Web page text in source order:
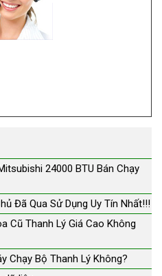
24000 BTU Bán Chạy
Đã Qua Sử Dụng Uy Tín Nhất!!!
Cũ Thanh Lý Giá Cao Không
Chạy Bộ Thanh Lý Không?